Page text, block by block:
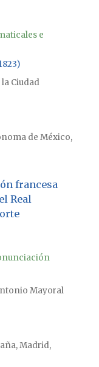
e
Ciudad
de México,
francesa
Real
Mayoral
Madrid,